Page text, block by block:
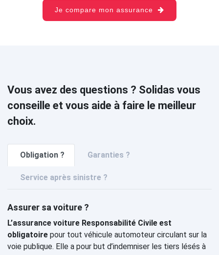
Je compare mon assurance
Vous avez des questions ? Solidas vous
conseille et vous aide à faire le meilleur
choix.
Obligation ? Garanties ?
Service après sinistre ?
Assurer sa voiture ?
L’assurance voiture Responsabilité Civile est
obligatoire pour tout véhicule automoteur circulant sur la
voie publique. Elle a pour but d’indemniser les tiers lésés à